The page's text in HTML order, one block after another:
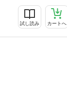
試し読み カートへ